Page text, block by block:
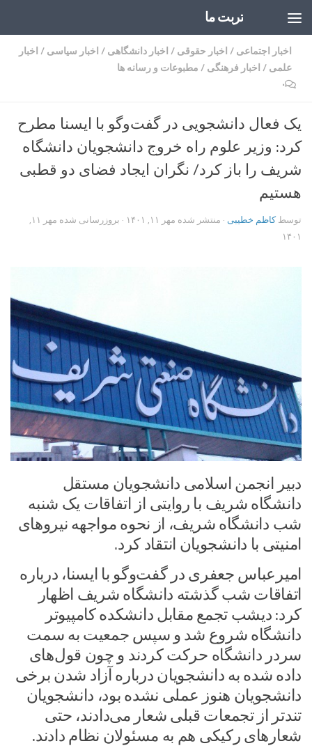
تربت ما
اخبار اجتماعی / اخبار حقوقی / اخبار دانشگاهی / اخبار سیاسی / اخبار
علمی / اخبار فرهنگی / مطبوعات و رسانه ها
۰
یک فعال دانشجویی در گفت‌وگو با ایسنا مطرح
کرد: وزیر علوم راه خروج دانشجویان دانشگاه
شریف را باز کرد/ نگران ایجاد فضای دو قطبی
هستیم
توسطکاظم خطیبی · منتشر شده مهر ۱۱, ۱۴۰۱ · بروزرسانی شده
مهر ۱۱,
۱۴۰۱
دبیر انجمن اسلامی دانشجویان مستقل
دانشگاه شریف با روایتی از اتفاقات یک شنبه
شب دانشگاه شریف، از نحوه مواجهه نیروهای
امنیتی با دانشجویان انتقاد کرد.
امیرعباس جعفری در گفت‌وگو با ایسنا، درباره
اتفاقات شب گذشته دانشگاه شریف اظهار
کرد: دیشب تجمع مقابل دانشکده کامپیوتر
دانشگاه شروع شد و سپس جمعیت به سمت
سردر دانشگاه حرکت کردند و چون قول‌های
داده شده به دانشجویان درباره آزاد شدن برخی
دانشجویان هنوز عملی نشده بود، دانشجویان
تندتر از تجمعات قبلی شعار می‌دادند، حتی
شعارهای رکیکی هم به مسئولان نظام دادند.